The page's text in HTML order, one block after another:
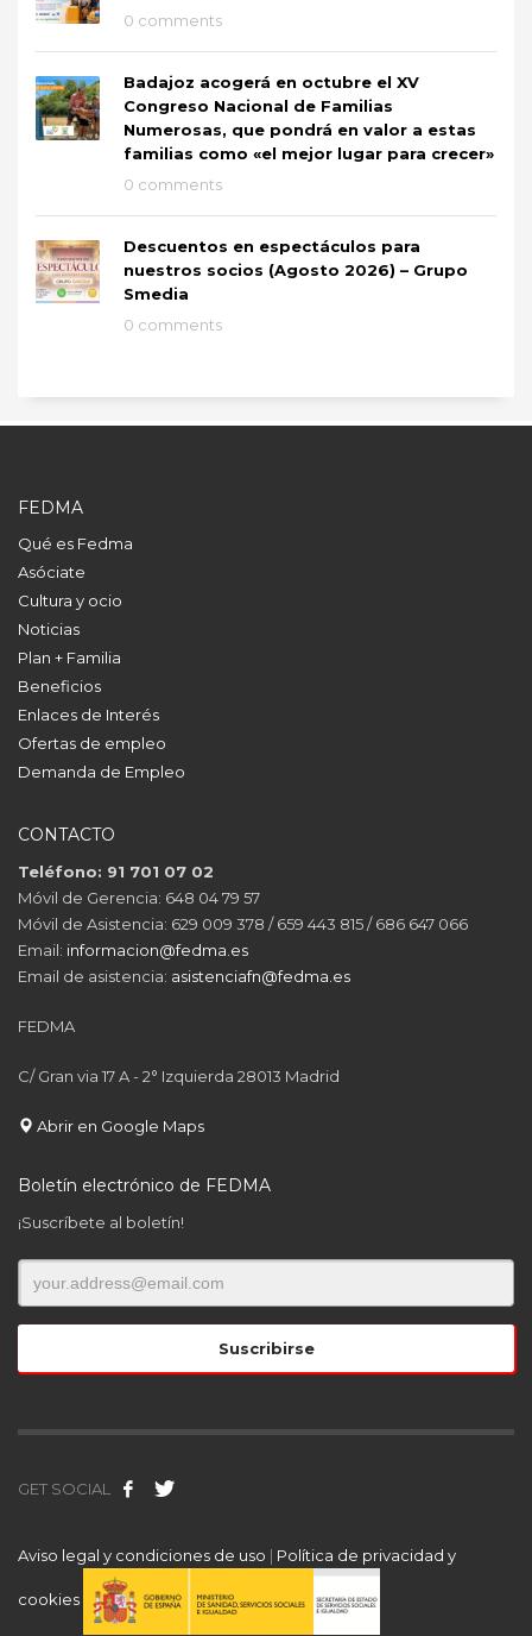
0 comments
Badajoz acogerá en octubre el XV
Congreso Nacional de Familias
Numerosas, que pondrá en valor a estas
familias como «el mejor lugar para crecer»
0 comments
Descuentos en espectáculos para
nuestros socios (Agosto 2026) – Grupo
Smedia
0 comments
FEDMA
Qué es Fedma
Asóciate
Cultura y ocio
Noticias
Plan + Familia
Beneficios
Enlaces de Interés
Ofertas de empleo
Demanda de Empleo
CONTACTO
Teléfono: 91 701 07 02
Móvil de Gerencia: 648 04 79 57
Móvil de Asistencia: 629 009 378 / 659 443 815 / 686 647 066
Email: informacion@fedma.es
Email de asistencia: asistenciafn@fedma.es
FEDMA
C/ Gran via 17 A - 2° Izquierda 28013 Madrid
Abrir en Google Maps
Boletín electrónico de FEDMA
¡Suscríbete al boletín!
GET SOCIAL
Aviso legal y condiciones de uso | Política de privacidad y
cookies